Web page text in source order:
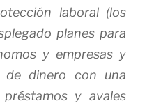
laboral (los
planes para
y empresas y
de dinero con una
y avales